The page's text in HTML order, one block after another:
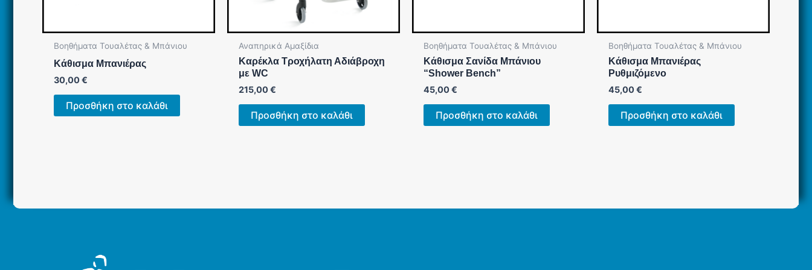
Βοηθήματα Τουαλέτας & Μπάνιου
Κάθισμα Μπανιέρας
30,00€
Προσθήκη στο καλάθι
Αναπηρικά Αμαξίδια
Καρέκλα Τροχήλατη Αδιάβροχη
με WC
215,00€
Προσθήκη στο καλάθι
Βοηθήματα Τουαλέτας & Μπάνιου
Κάθισμα Σανίδα Μπάνιου
“Shower Bench”
45,00€
Προσθήκη στο καλάθι
Βοηθήματα Τουαλέτας & Μπάνιου
Κάθισμα Μπανιέρας
Ρυθμιζόμενο
45,00€
Προσθήκη στο καλάθι